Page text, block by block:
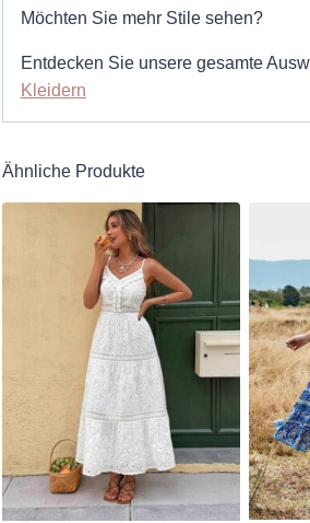
Möchten Sie mehr Stile sehen?
Entdecken Sie unsere gesamte
Kleidern
Ähnliche Produkte